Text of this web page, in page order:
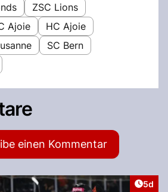
ZSC Lions
Ajoie
HC Ajoie
SC Bern
einen Kommentar
5d